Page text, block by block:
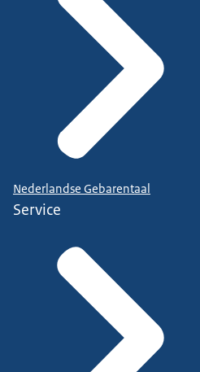
Nederlandse Gebarentaal
Service